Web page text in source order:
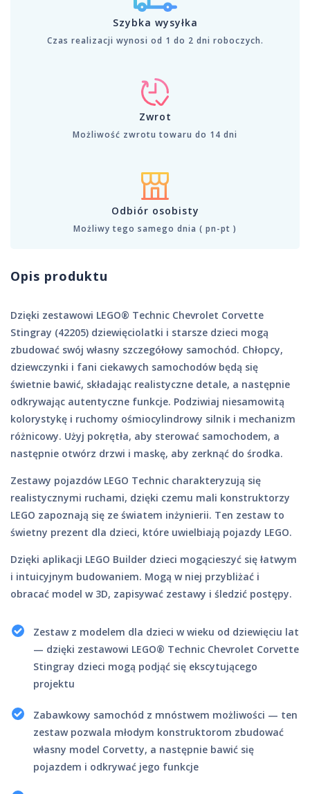
Szybka wysyłka
Czas realizacji wynosi od 1 do 2 dni roboczych.
Zwrot
Możliwość zwrotu towaru do 14 dni
Odbiór osobisty
Możliwy tego samego dnia ( pn-pt )
Opis produktu
Dzięki zestawowi LEGO® Technic Chevrolet Corvette
Stingray (42205) dziewięciolatki i starsze dzieci mogą
zbudować swój własny szczegółowy samochód. Chłopcy,
dziewczynki i fani ciekawych samochodów będą się
świetnie bawić, składając realistyczne detale, a następnie
odkrywając autentyczne funkcje. Podziwiaj niesamowitą
kolorystykę i ruchomy ośmiocylindrowy silnik i mechanizm
różnicowy. Użyj pokrętła, aby sterować samochodem, a
następnie otwórz drzwi i maskę, aby zerknąć do środka.
Zestawy pojazdów LEGO Technic charakteryzują się
realistycznymi ruchami, dzięki czemu mali konstruktorzy
LEGO zapoznają się ze światem inżynierii. Ten zestaw to
świetny prezent dla dzieci, które uwielbiają pojazdy LEGO.
Dzięki aplikacji LEGO Builder dzieci mogącieszyć się łatwym
i intuicyjnym budowaniem. Mogą w niej przybliżać i
obracać model w 3D, zapisywać zestawy i śledzić postępy.
Zestaw z modelem dla dzieci w wieku od dziewięciu lat
— dzięki zestawowi LEGO® Technic Chevrolet Corvette
Stingray dzieci mogą podjąć się ekscytującego
projektu
Zabawkowy samochód z mnóstwem możliwości — ten
zestaw pozwala młodym konstruktorom zbudować
własny model Corvetty, a następnie bawić się
pojazdem i odkrywać jego funkcje